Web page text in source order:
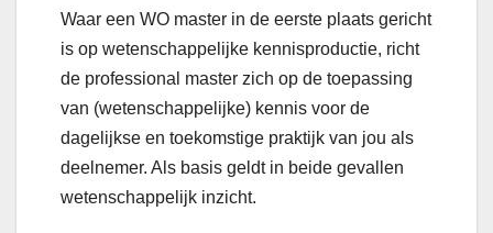
Waar een WO master in de eerste plaats gericht
is op wetenschappelijke kennisproductie, richt
de professional master zich op de toepassing
van (wetenschappelijke) kennis voor de
dagelijkse en toekomstige praktijk van jou als
deelnemer. Als basis geldt in beide gevallen
wetenschappelijk inzicht.